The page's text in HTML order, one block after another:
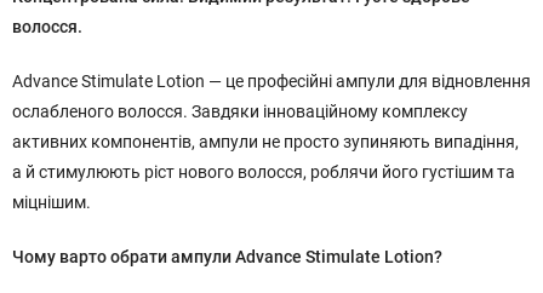
волосся.
Advance Stimulate Lotion — це професійні ампули для відновлення
ослабленого волосся. Завдяки інноваційному комплексу
активних компонентів, ампули не просто зупиняють випадіння,
а й стимулюють ріст нового волосся, роблячи його густішим та
міцнішим.
Чому варто обрати ампули Advance Stimulate Lotion?